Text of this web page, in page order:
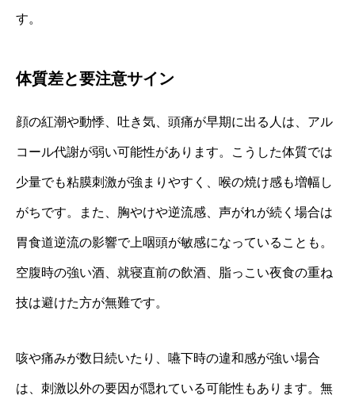
す。
体質差と要注意サイン
顔の紅潮や動悸、吐き気、頭痛が早期に出る人は、アル
コール代謝が弱い可能性があります。こうした体質では
少量でも粘膜刺激が強まりやすく、喉の焼け感も増幅し
がちです。また、胸やけや逆流感、声がれが続く場合は
胃食道逆流の影響で上咽頭が敏感になっていることも。
空腹時の強い酒、就寝直前の飲酒、脂っこい夜食の重ね
技は避けた方が無難です。
咳や痛みが数日続いたり、嚥下時の違和感が強い場合
は、刺激以外の要因が隠れている可能性もあります。無